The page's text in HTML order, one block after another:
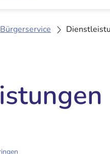
Bürgerservice